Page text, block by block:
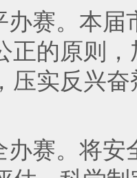
办赛。本
正的原则
压实反兴
办赛。将